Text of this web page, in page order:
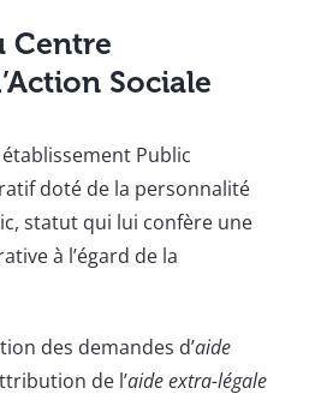
Centre
Sociale
établissement Public
doté de la personnalité
statut qui lui confère une
à l’égard de la
des demandes d’aide
de l’aide extra-légale